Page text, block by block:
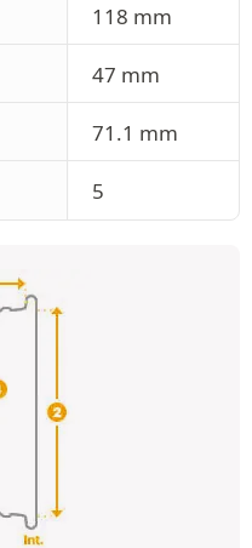
118 mm
47 mm
71.1 mm
5